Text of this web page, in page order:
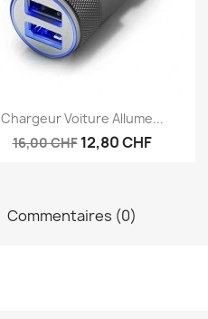
Aperçu rapide
Chargeur Voiture Allume...
16,00 CHF 12,80 CHF
Commentaires (0)